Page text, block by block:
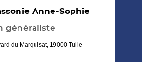
Anne-Sophie
généraliste
du Marquisat, 19000 Tulle